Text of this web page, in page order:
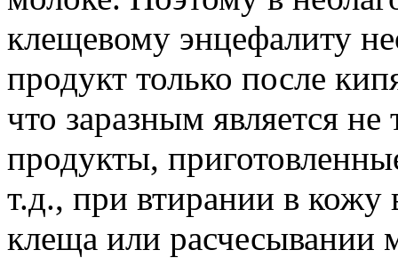
клещевому энцефалиту
продукт только после
что заразным является
продукты,
т.д., при втирании в кожу
клеща или расчесывании